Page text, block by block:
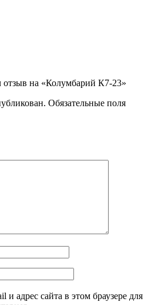
отзыв на «Колумбарий К7-23»
Обязательные поля
и адрес сайта в этом браузере для